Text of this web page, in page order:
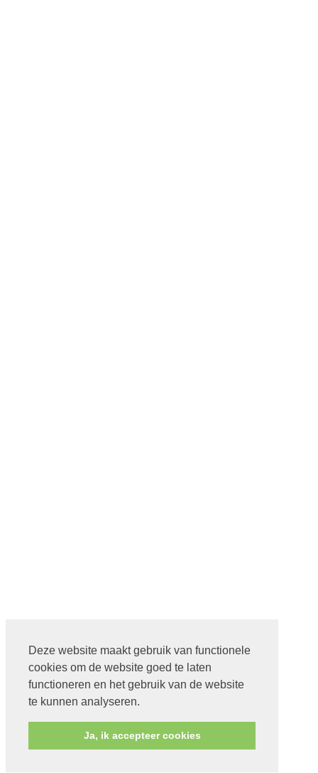
Deze website maakt gebruik van functionele
cookies om de website goed te laten
functioneren en het gebruik van de website
te kunnen analyseren.
Ja, ik accepteer cookies